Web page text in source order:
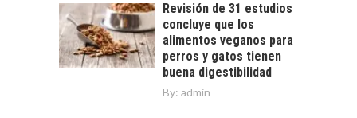
Revisión de 31 estudios
concluye que los
alimentos veganos para
perros y gatos tienen
buena digestibilidad
By: admin